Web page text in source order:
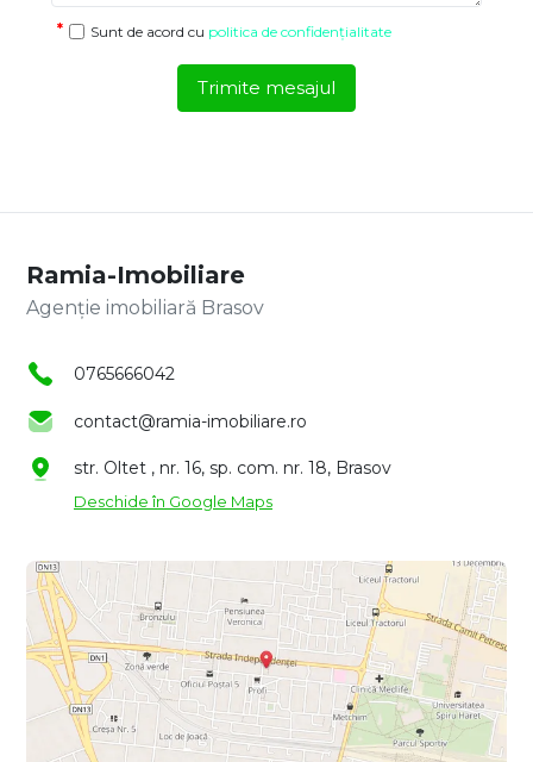
Sunt de acord cu politica de confidențialitate
Trimite mesajul
Ramia-Imobiliare
Agenție imobiliară Brasov
0765666042
contact@ramia-imobiliare.ro
str. Oltet , nr. 16, sp. com. nr. 18, Brasov
Deschide în Google Maps